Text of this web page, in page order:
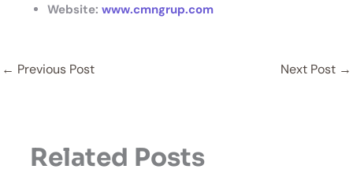
Website: www.cmngrup.com
← Previous Post Next Post →
Related Posts